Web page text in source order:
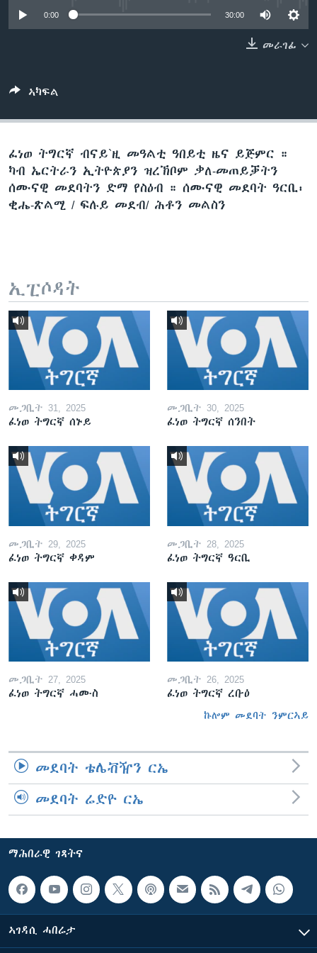
ቂሔ ጽልሚ
ቋንቋታት
0:00 30:00
መራገፊ
ኣካፍል
ፈነወ ትግርኛ ብናይ`ዚ መዓልቲ ዓበይቲ ዜና ይጅምር ።
ካብ ኤርትራን ኢትዮጵያን ዝረኽቦም ቃለ-መጠይቓትን
ሰሙናዊ መደባትን ድማ የስዕብ ። ሰሙናዊ መደባት ዓርቢ፡
ቂሔ-ጽልሚ / ፍሉይ መደብ/ ሕቶን መልስን
ኢፒሶዳት
መጋቢት 31, 2025
ፈነወ ትግርኛ ሰኑይ
መጋቢት 30, 2025
ፈነወ ትግርኛ ሰንበት
መጋቢት 29, 2025
ፈነወ ትግርኛ ቀዳም
መጋቢት 28, 2025
ፈነወ ትግርኛ ዓርቢ
መጋቢት 27, 2025
ፈነወ ትግርኛ ሓሙስ
መጋቢት 26, 2025
ፈነወ ትግርኛ ረቡዕ
ኩሎም መደባት ንምርኣይ
መደባት ቴሌቭዥን ርኤ
መደባት ሬድዮ ርኤ
ማሕበራዊ ገጻትና
ኣገዳሲ ሓበሬታ